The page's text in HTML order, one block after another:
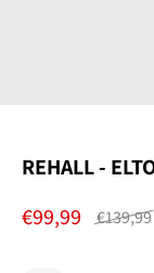
REHALL -
€99,99
€139,99